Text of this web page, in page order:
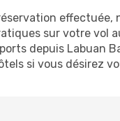
effectuée,
sur votre vol
depuis Labuan
si vous désirez